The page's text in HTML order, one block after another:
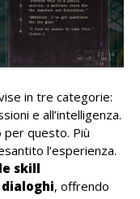
in tre categorie:
e all’intelligenza.
per questo. Più
l’esperienza.
le skill
, offrendo